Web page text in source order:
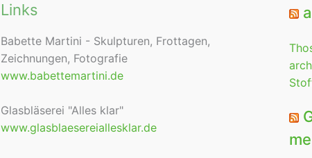
Links
Babette Martini - Skulpturen, Frottagen,
Zeichnungen, Fotografie
www.babettemartini.de
Glasbläserei "Alles klar"
www.glasblaesereiallesklar.de